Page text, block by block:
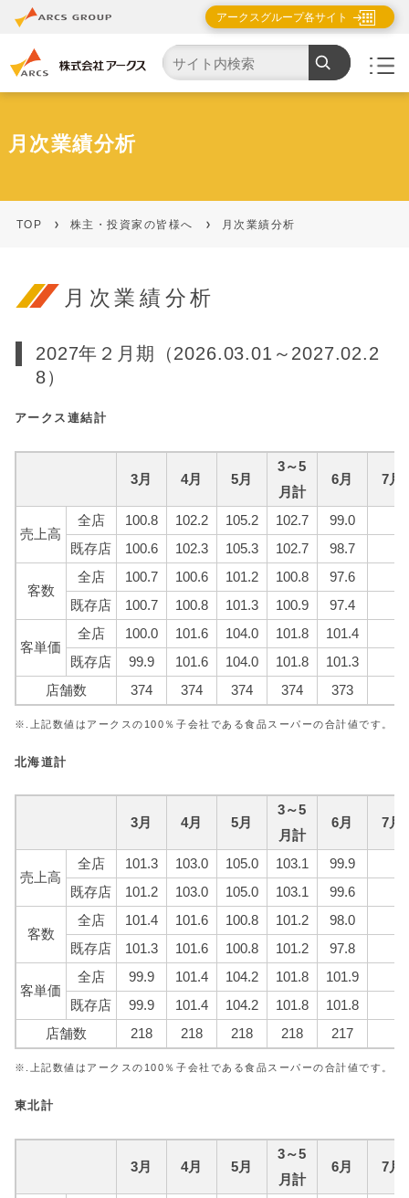
アークスグループ各サイト
月次業績分析
TOP 株主・投資家の皆様へ 月次業績分析
月次業績分析
2027年２月期（2026.03.01～2027.02.2
8）
アークス連結計
3月 4月 5月
3～5
月計
6月 7月
売上高
全店 100.8 102.2 105.2 102.7
99.0
既存店
100.6 102.3 105.3 102.7 98.7
客数
全店 100.7 100.6 101.2 100.8
97.6
既存店
100.7 100.8 101.3 100.9 97.4
客単価
全店 100.0 101.6 104.0 101.8
101.4
既存店
99.9 101.6 104.0 101.8
101.3
店舗数
374 374 374 374 373
※.上記数値はアークスの100％子会社である食品スーパーの合計値です。
北海道計
3月 4月 5月
3～5
月計
6月 7月
売上高
全店 101.3 103.0 105.0 103.1
99.9
既存店
101.2 103.0 105.0 103.1 99.6
客数
全店 101.4 101.6 100.8 101.2
98.0
既存店
101.3 101.6 100.8 101.2 97.8
客単価
全店 99.9 101.4 104.2 101.8
101.9
既存店
99.9 101.4 104.2 101.8
101.8
店舗数
218 218 218 218 217
※.上記数値はアークスの100％子会社である食品スーパーの合計値です。
東北計
3月 4月 5月
3～5
月計
6月 7月